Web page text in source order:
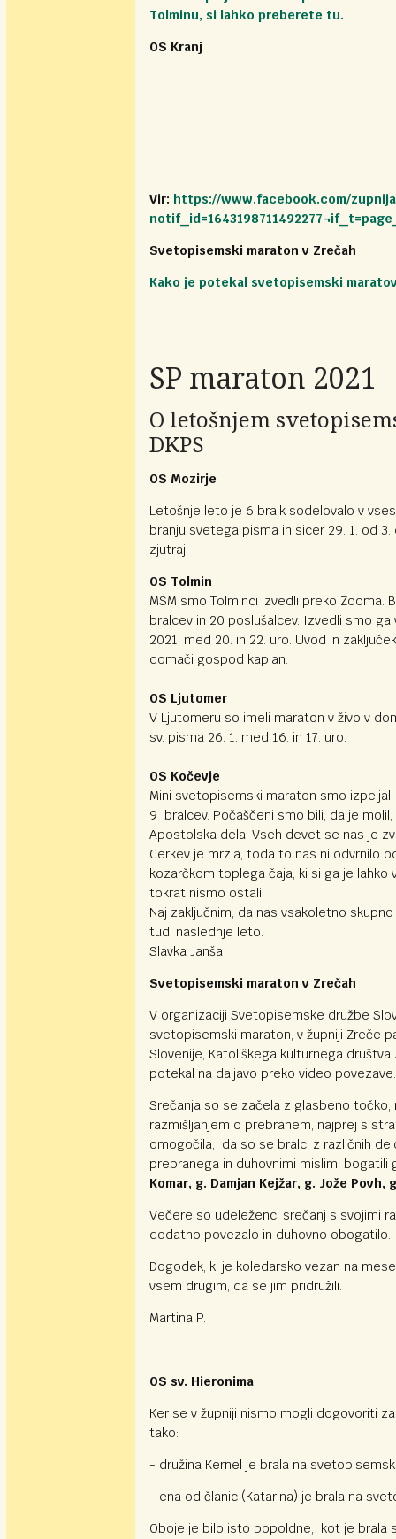
Tolminu, si lahko preberete tu.
OS Kranj
Vir: https://www.facebook.com/
Svetopisemski maraton v Zrečah
Kako je potekal svetopisemski
SP maraton 2021
O letošnjem
DKPS
OS Mozirje
Letošnje leto je 6 bralk sodelovalo v
branju svetega pisma in sicer 29. 1. od 3.
zjutraj.
OS Tolmin
MSM smo Tolminci izvedli preko Zooma.
bralcev in 20 poslušalcev. Izvedli smo ga
2021, med 20. in 22. uro. Uvod in
domači gospod kaplan.
OS Ljutomer
V Ljutomeru so imeli maraton v živo v
sv. pisma 26. 1. med 16. in 17. uro.
OS Kočevje
Mini svetopisemski maraton smo
9 bralcev. Počaščeni smo bili, da je
Apostolska dela. Vseh devet se nas je
Cerkev je mrzla, toda to nas ni odvrnilo
kozarčkom toplega čaja, ki si ga je
tokrat nismo ostali.
Naj zaključnim, da nas vsakoletno
tudi naslednje leto.
Slavka Janša
Svetopisemski maraton v Zrečah
V organizaciji Svetopisemske družbe
svetopisemski maraton, v župniji Zreče
Slovenije, Katoliškega kulturnega
potekal na daljavo preko video povezave.
Srečanja so se začela z glasbeno
razmišljanjem o prebranem, najprej s
omogočila, da so se bralci z različnih
prebranega in duhovnimi mislimi
Komar, g. Damjan Kejžar, g. Jože
Večere so udeleženci srečanj s svojimi
dodatno povezalo in duhovno obogatilo.
Dogodek, ki je koledarsko vezan na
vsem drugim, da se jim pridružili.
Martina P.
OS sv. Hieronima
Ker se v župniji nismo mogli dogovoriti
tako:
- družina Kernel je brala na
- ena od članic (Katarina) je brala na
Oboje je bilo isto popoldne, kot je brala